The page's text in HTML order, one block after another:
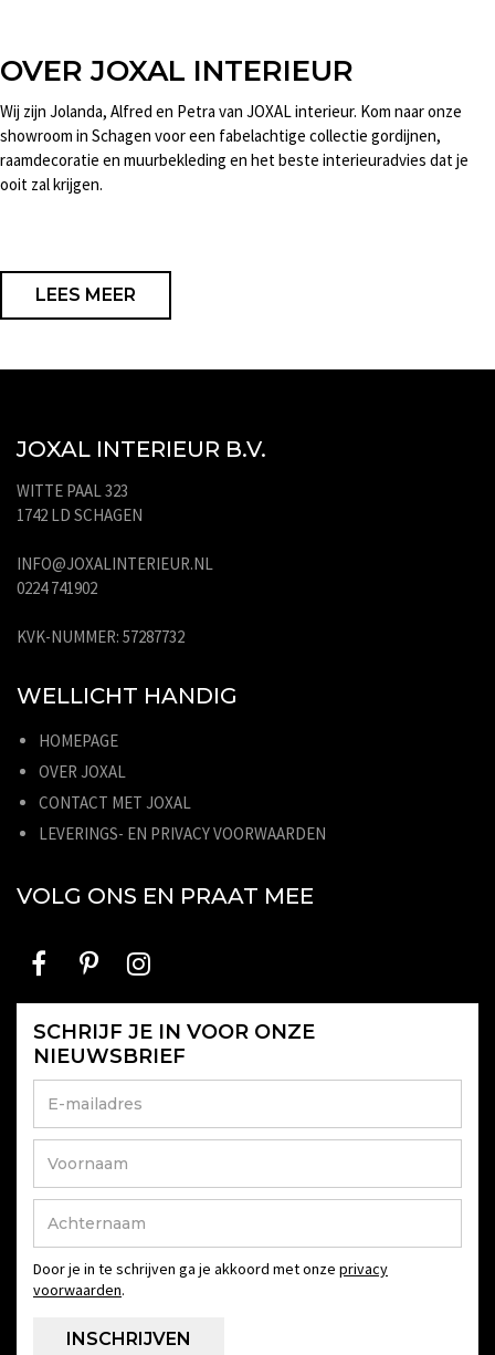
OVER JOXAL INTERIEUR
Wij zijn Jolanda, Alfred en Petra van JOXAL interieur. Kom naar onze
showroom in Schagen voor een fabelachtige collectie gordijnen,
raamdecoratie en muurbekleding en het beste interieuradvies dat je
ooit zal krijgen.
LEES MEER
JOXAL INTERIEUR B.V.
WITTE PAAL 323
1742 LD SCHAGEN
INFO@JOXALINTERIEUR.NL
0224 741902
KVK-NUMMER: 57287732
WELLICHT HANDIG
HOMEPAGE
OVER JOXAL
CONTACT MET JOXAL
LEVERINGS- EN PRIVACY VOORWAARDEN
VOLG ONS EN PRAAT MEE
SCHRIJF JE IN VOOR ONZE
NIEUWSBRIEF
Door je in te schrijven ga je akkoord met onze privacy
voorwaarden.